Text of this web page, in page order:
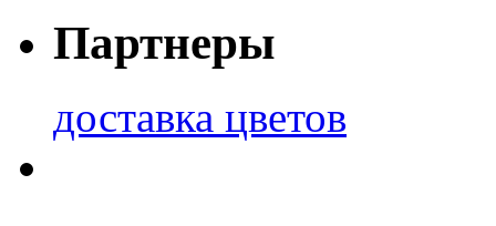
Партнеры
доставка цветов